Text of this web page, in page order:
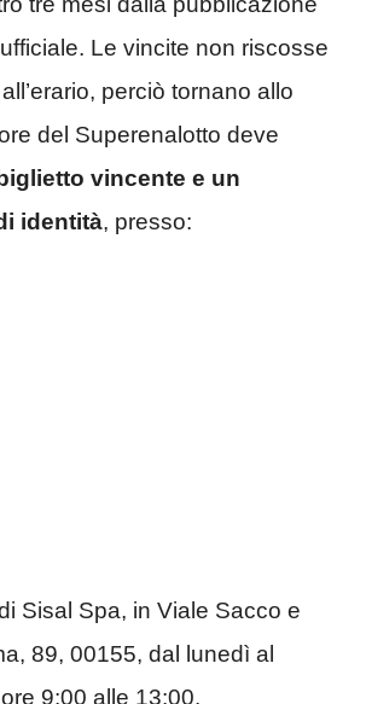
Le vincite non riscosse
perciò tornano allo
del Superenalotto deve
vincente e un
identità, presso:
Sisal Spa, in Viale Sacco e
89, 00155, dal lunedì al
9:00 alle 13:00.